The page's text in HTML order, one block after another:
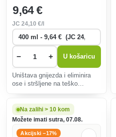
9,64 €
JC24,10 €/l
− + U košaricu
Uništava gnijezda i eliminira
ose i stršljene na teško
dostupnih i skrivenih gnijezda.
Na zalihi > 10 kom
Možete imati sutra, 07.08.
Akcijski −17%